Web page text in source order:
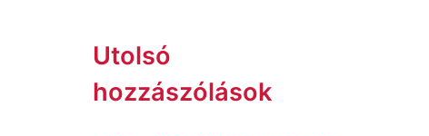
Utolsó
hozzászólások